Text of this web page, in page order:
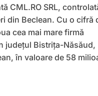
CML.RO SRL,
din Beclean. Cu o cifră
cea mai mare firmă
judeţul Bistriţa-Năsăud,
în valoare de 58